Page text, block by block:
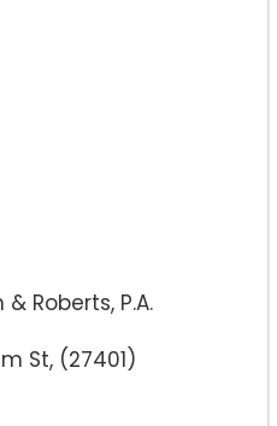
Roberts, P.A.
St, (27401)